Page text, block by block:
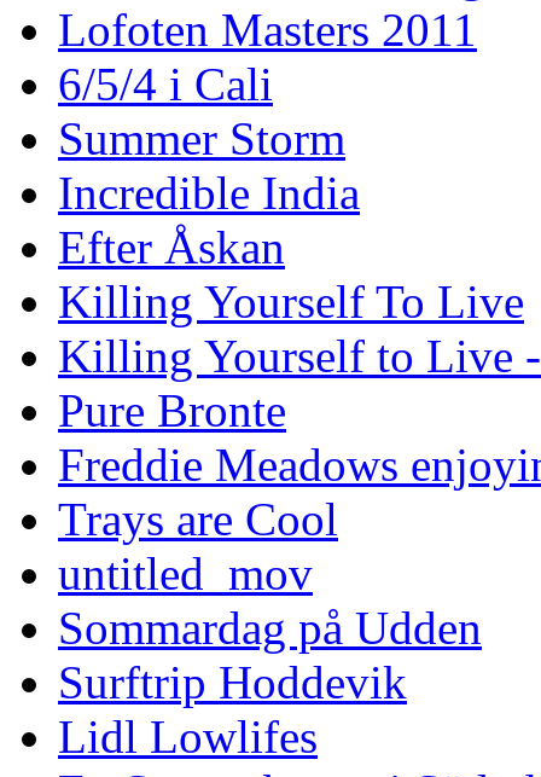
Lofoten Masters 2011
6/5/4 i Cali
Summer Storm
Incredible India
Efter Åskan
Killing Yourself To Live
Killing Yourself to Live -
Pure Bronte
Freddie Meadows
Trays are Cool
untitled_mov
Sommardag på Udden
Surftrip Hoddevik
Lidl Lowlifes